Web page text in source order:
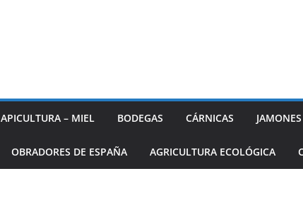
APICULTURA – MIEL BODEGAS CÁRNICAS
OBRADORES DE ESPAÑA AGRICULTURA ECOLÓGICA